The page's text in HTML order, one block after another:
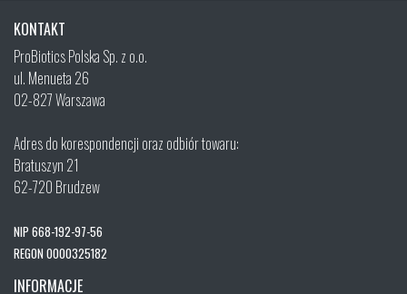
KONTAKT
ProBiotics Polska Sp. z o.o.
ul. Menueta 26
02-827 Warszawa
Adres do korespondencji oraz odbiór towaru:
Bratuszyn 21
62-720 Brudzew
NIP 668-192-97-56
REGON 0000325182
INFORMACJE